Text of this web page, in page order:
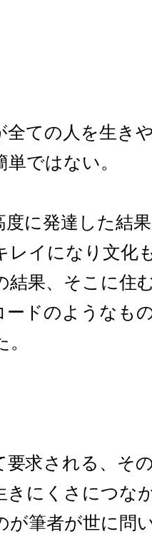
全ての人を生き
ではない。
に発達した結
レイになり文化
結果、そこに住
ードのようなも
要求される、そ
きにくさにつな
が筆者が世に問